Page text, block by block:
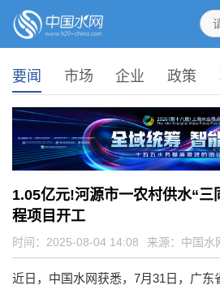
要闻 市场 企业 政策
1.05亿元!河源市一农村供水“三
程项目开工
时间：2025-08-04 14:08 来源： 中国水
近日，中国水网获悉，7月31日，广东